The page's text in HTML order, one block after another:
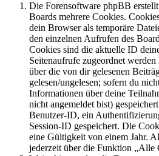
Die Forensoftware phpBB
Boards mehrere Cookies.
dein Browser als temporäre
den einzelnen Aufrufen des
Cookies sind die aktuelle ID
Seitenaufrufe zugeordnet
über die von dir gelesenen
gelesen/ungelesen; sofern du
Informationen über deine
nicht angemeldet bist)
Benutzer-ID, ein
Session-ID gespeichert. Die
eine Gültigkeit von einem Jahr.
jederzeit über die Funktion „Alle